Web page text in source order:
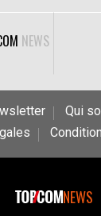
NEWS
Qui
NEWS